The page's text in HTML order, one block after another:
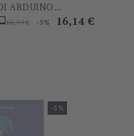
ARDUINO...
Prezzo
16,99 € -5% Prezzo
16,14 €
-5%